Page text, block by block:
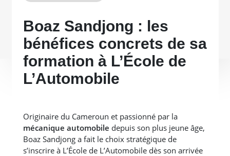
Boaz Sandjong : les
bénéfices concrets de sa
formation à L’École de
L’Automobile
Originaire du Cameroun et passionné par la
mécanique automobile depuis son plus jeune âge,
Boaz Sandjong a fait le choix stratégique de
s’inscrire à L’École de L’Automobile dès son arrivée